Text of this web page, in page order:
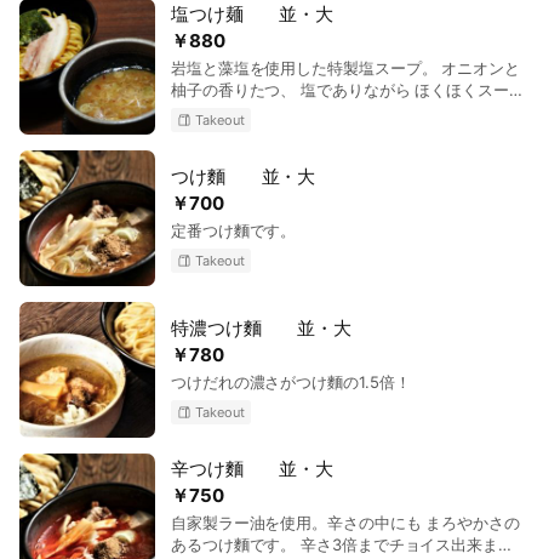
￥880
塩つけ麺 並・大
岩塩と藻塩を使用した特製塩スープ。 オニオンと
柚子の香りたつ、 塩でありながら ほくほくスー
プが出来上がりました。
Takeout
￥700
つけ麵 並・大
定番つけ麵です。
Takeout
￥780
特濃つけ麵 並・大
つけだれの濃さがつけ麵の1.5倍！
Takeout
￥750
辛つけ麵 並・大
自家製ラー油を使用。辛さの中にも まろやかさの
あるつけ麵です。 辛さ3倍までチョイス出来ま